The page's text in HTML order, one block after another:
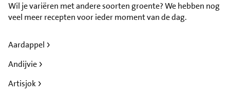
Wil je variëren met andere soorten groente? We hebben nog
veel meer recepten voor ieder moment van de dag.
Aardappel
Andijvie
Artisjok